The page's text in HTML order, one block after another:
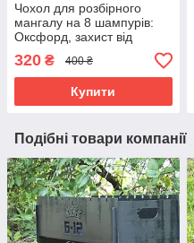
Чохол для розбірного
мангалу на 8 шампурів:
Оксфорд, захист від
вологи, бруду,
транспортування
320 ₴ 400 ₴
Купити
Подібні товари компанії